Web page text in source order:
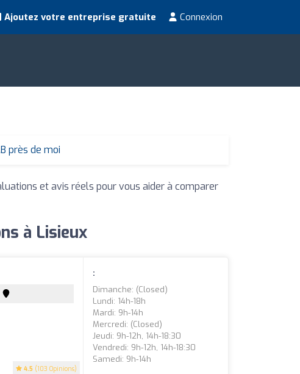
Ajoutez votre entreprise gratuite Connexion
près de moi
et avis réels pour vous aider à comparer
à Lisieux
4.5 (103 Opinions)
:
Dimanche: (closed)
Lundi: 14h-18h
Mardi: 9h-14h
Mercredi: (closed)
Jeudi: 9h-12h, 14h-18:30
Vendredi: 9h-12h, 14h-18:30
Samedi: 9h-14h